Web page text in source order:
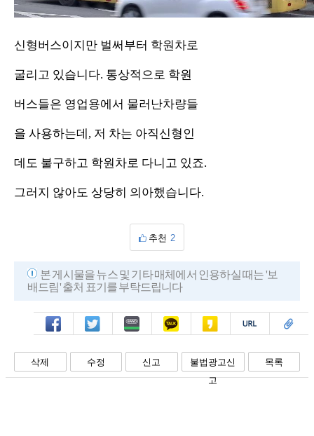
신형버스이지만 벌써부터 학원차로
굴리고 있습니다. 통상적으로 학원
버스들은 영업용에서 물러난차량들
을 사용하는데, 저 차는 아직신형인
데도 불구하고 학원차로 다니고 있죠.
그러지 않아도 상당히 의아했습니다.
추천 2
본 게시물을 뉴스 및 기타 매체에서 인용하실 때는 '보
배드림' 출처 표기를 부탁드립니다
페북 트윗 밴드 카톡 카스 복사 스크랩
삭제 수정 신고
불법광고신
고
목록